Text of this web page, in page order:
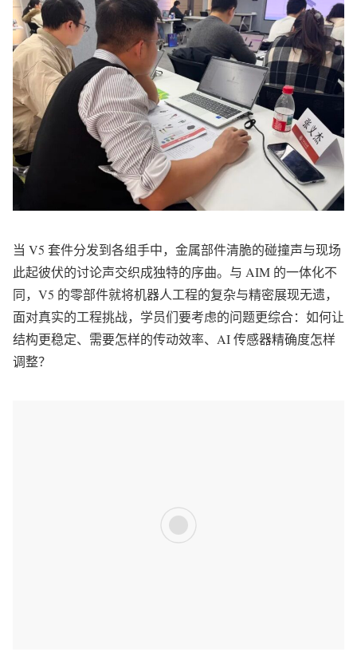
当 V5 套件分发到各组手中，金属部件清脆的碰撞声与现场
此起彼伏的讨论声交织成独特的序曲。与 AIM 的一体化不
同，V5 的零部件就将机器人工程的复杂与精密展现无遗，
面对真实的工程挑战，学员们要考虑的问题更综合：如何让
结构更稳定、需要怎样的传动效率、AI 传感器精确度怎样
调整？